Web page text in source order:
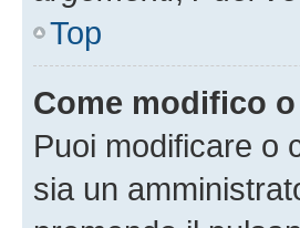
Top
Come modifico
Puoi modificare o
sia un